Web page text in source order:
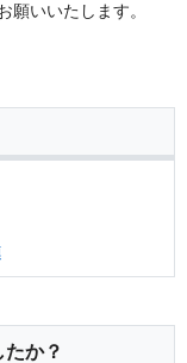
いいたします。
か？